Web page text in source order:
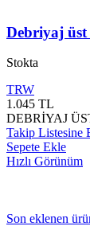
Debriyaj üst
Stokta
TRW
1.045 TL
DEBRİYAJ
Takip Listesine
Sepete Ekle
Hızlı Görünüm
Son eklenen